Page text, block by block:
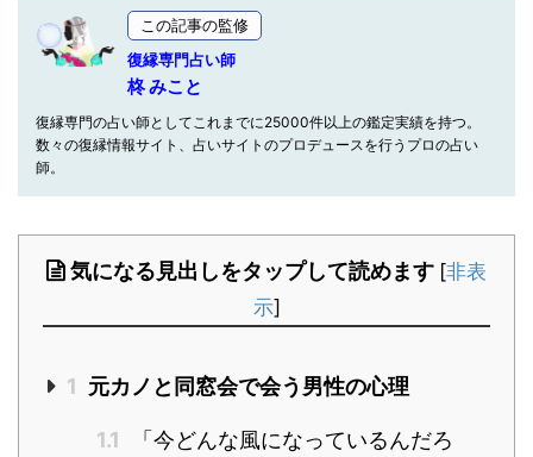
この記事の監修
復縁専門占い師
柊 みこと
復縁専門の占い師としてこれまでに25000件以上の鑑定実績を持つ。
数々の復縁情報サイト、占いサイトのプロデュースを行うプロの占い
師。
気になる見出しをタップして読めます [非表
示]
1 元カノと同窓会で会う男性の心理
1.1
「今どんな風になっているんだろ